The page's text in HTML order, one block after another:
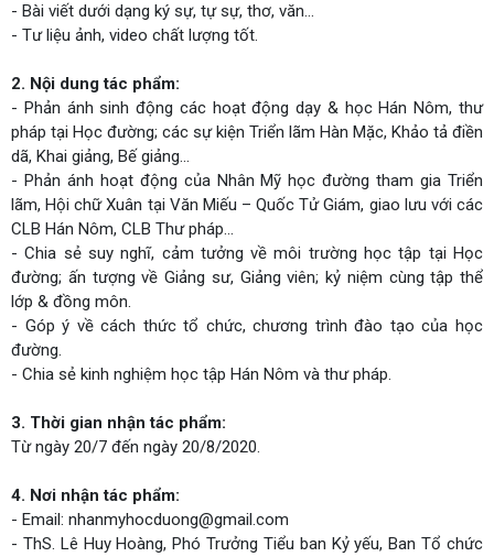
- Bài viết dưới dạng ký sự, tự sự, thơ, văn…
- Tư liệu ảnh, video chất lượng tốt.
2. Nội dung tác phẩm:
- Phản ánh sinh động các hoạt động dạy & học Hán Nôm, thư
pháp tại Học đường; các sự kiện Triển lãm Hàn Mặc, Khảo tả điền
dã, Khai giảng, Bế giảng...
- Phản ánh hoạt động của Nhân Mỹ học đường tham gia Triển
lãm, Hội chữ Xuân tại Văn Miếu – Quốc Tử Giám, giao lưu với các
CLB Hán Nôm, CLB Thư pháp…
- Chia sẻ suy nghĩ, cảm tưởng về môi trường học tập tại Học
đường; ấn tượng về Giảng sư, Giảng viên; kỷ niệm cùng tập thể
lớp & đồng môn.
- Góp ý về cách thức tổ chức, chương trình đào tạo của học
đường.
- Chia sẻ kinh nghiệm học tập Hán Nôm và thư pháp.
3. Thời gian nhận tác phẩm:
Từ ngày 20/7 đến ngày 20/8/2020.
4. Nơi nhận tác phẩm:
- Email: nhanmyhocduong@gmail.com
- ThS. Lê Huy Hoàng, Phó Trưởng Tiểu ban Kỷ yếu, Ban Tổ chức